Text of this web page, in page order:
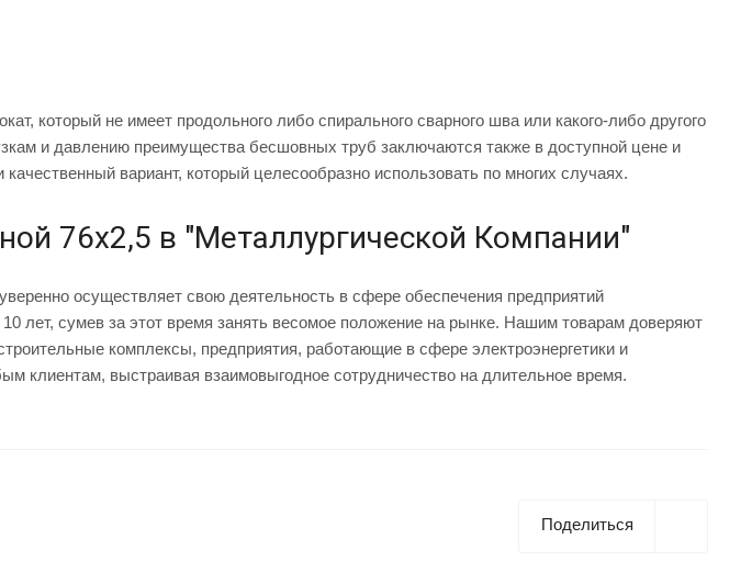
который не имеет продольного либо спирального сварного шва или какого-либо другого
и давлению преимущества бесшовных труб заключаются также в доступной цене и
вариант, который целесообразно использовать по многих случаях.
76х2,5 в "Металлургической Компании"
осуществляет свою деятельность в сфере обеспечения предприятий
лет, сумев за этот время занять весомое положение на рынке. Нашим товарам доверяют
комплексы, предприятия, работающие в сфере электроэнергетики и
клиентам, выстраивая взаимовыгодное сотрудничество на длительное время.
Поделиться